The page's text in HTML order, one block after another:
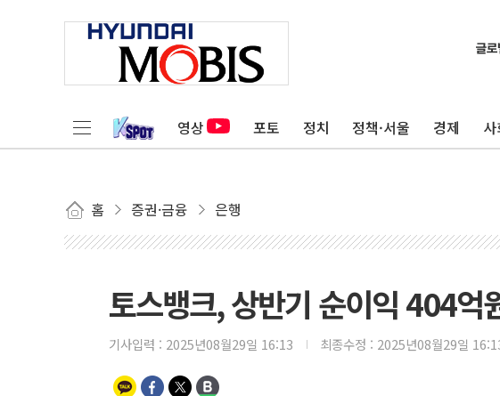
영상 포토 정치 정책·서울 경제 사
홈 증권·금융 은행
토스뱅크, 상반기 순이익 404
기사입력 : 2025년08월29일 16:13 최종수정 : 2025년08월29일